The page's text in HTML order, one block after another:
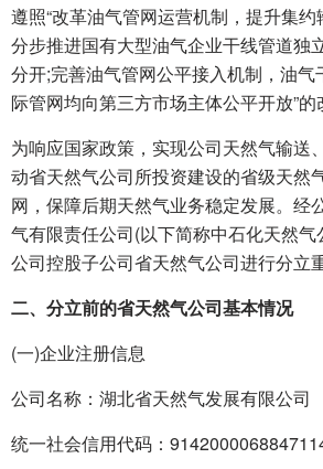
遵照“改革油气管网运营机制，提升集
分步推进国有大型油气企业干线管道独
分开;完善油气管网公平接入机制，油
际管网均向第三方市场主体公平开放”的
为响应国家政策，实现公司天然气输送
动省天然气公司所投资建设的省级天然
网，保障后期天然气业务稳定发展。经
气有限责任公司(以下简称中石化天然
公司控股子公司省天然气公司进行分立重
二、分立前的省天然气公司基本情况
(一)企业注册信息
公司名称：湖北省天然气发展有限公司
统一社会信用代码：